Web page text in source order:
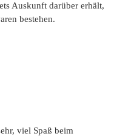
Auskunft darüber erhält,
bestehen.
viel Spaß beim